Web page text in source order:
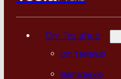
Om Teslahub
Om Teslahub
Samarbejde